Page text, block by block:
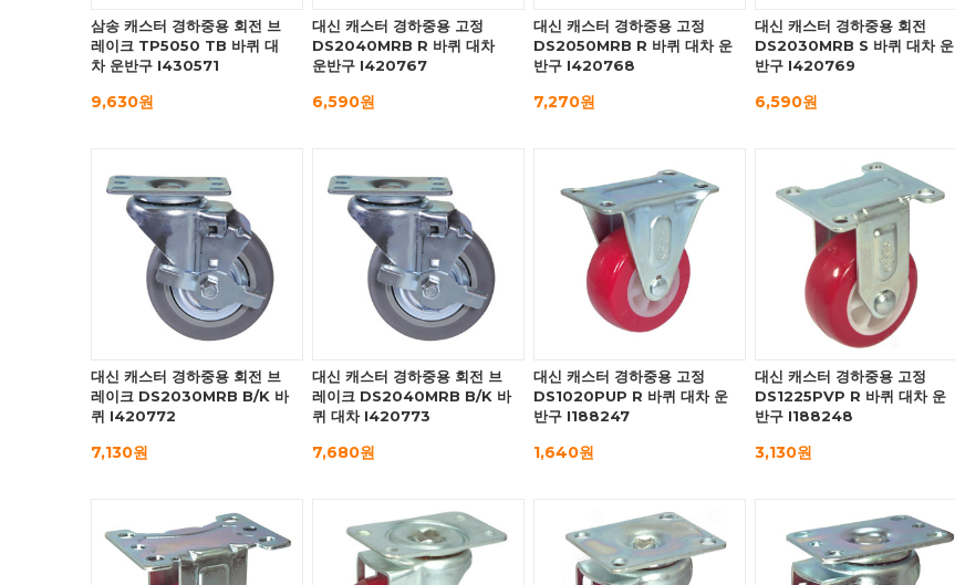
삼송 캐스터 경하중용 회전 브
레이크 TP5050 TB 바퀴 대
차 운반구 I430571
9,630원
대신 캐스터 경하중용 고정
DS2040MRB R 바퀴 대차
운반구 I420767
6,590원
대신 캐스터 경하중용 고정
DS2050MRB R 바퀴 대차 운
반구 I420768
7,270원
대신 캐스터 경하중용 회전
DS2030MRB S 바퀴 대차 운
반구 I420769
6,590원
대신 캐스터 경하중용 회전 브
레이크 DS2030MRB B/K 바
퀴 I420772
7,130원
대신 캐스터 경하중용 회전 브
레이크 DS2040MRB B/K 바
퀴 대차 I420773
7,680원
대신 캐스터 경하중용 고정
DS1020PUP R 바퀴 대차 운
반구 I188247
1,640원
대신 캐스터 경하중용 고정
DS1225PVP R 바퀴 대차 운
반구 I188248
3,130원